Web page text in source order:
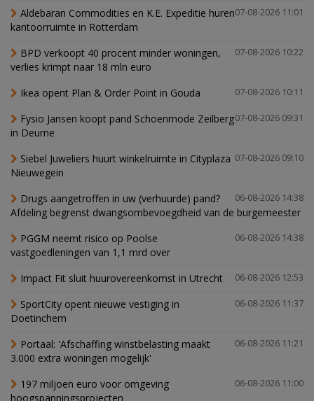
07-08-2026 11:01
Aldebaran Commodities en K.E. Expeditie huren
kantoorruimte in Rotterdam
07-08-2026 10:22
BPD verkoopt 40 procent minder woningen,
verlies krimpt naar 18 mln euro
07-08-2026 10:11
Ikea opent Plan & Order Point in Gouda
07-08-2026 09:31
Fysio Jansen koopt pand Schoenmode Zeilberg
in Deurne
07-08-2026 09:10
Siebel Juweliers huurt winkelruimte in Cityplaza
Nieuwegein
06-08-2026 14:38
Drugs aangetroffen in uw (verhuurde) pand?
Afdeling begrenst dwangsombevoegdheid van de burgemeester
06-08-2026 14:38
PGGM neemt risico op Poolse
vastgoedleningen van 1,1 mrd over
06-08-2026 12:53
Impact Fit sluit huurovereenkomst in Utrecht
06-08-2026 11:37
SportCity opent nieuwe vestiging in
Doetinchem
06-08-2026 11:21
Portaal: 'Afschaffing winstbelasting maakt
3.000 extra woningen mogelijk'
06-08-2026 11:00
197 miljoen euro voor omgeving
hoogspanningsprojecten